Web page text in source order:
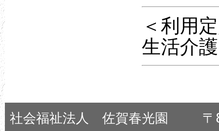
＜利用
生活介
社会福祉法人 佐賀春光園 〒